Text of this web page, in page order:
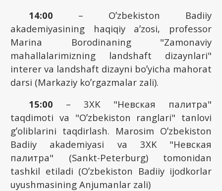
14:00 – Oʼzbekiston Badiiy
akademiyasining haqiqiy aʼzosi, professor
Marina Borodinaning "Zamonaviy
mahallalarimizning landshaft dizaynlari"
interer va landshaft dizayni boʼyicha mahorat
darsi (Markaziy koʼrgazmalar zali).
15:00 – 3XK "Невская палитра"
taqdimoti va "Oʼzbekiston ranglari" tanlovi
gʼoliblarini taqdirlash. Marosim Oʼzbekiston
Badiiy akademiyasi va 3XK "Невская
палитра" (Sankt-Peterburg) tomonidan
tashkil etiladi (Oʼzbekiston Badiiy ijodkorlar
uyushmasining Аnjumanlar zali)